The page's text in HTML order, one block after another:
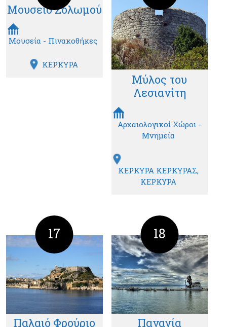
Μουσείο Σολωμού
Μουσεία - Πινακοθήκες
ΚΕΡΚΥΡΑ
Μύλος του
Λεσιανίτη
Αρχαιολογικοί Χώροι -
Μνημεία
ΚΕΡΚΥΡΑ ΚΕΡΚΥΡΑΣ
ΚΕΡΚΥΡΑ
17
Παλαιό Φρούριο
18
Παναγία